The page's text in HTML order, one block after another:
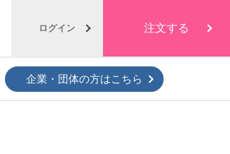
ログイン 注文する
企業・団体の方はこちら